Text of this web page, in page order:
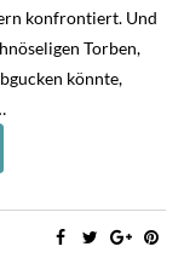
konfrontiert. Und
Torben,
könnte,